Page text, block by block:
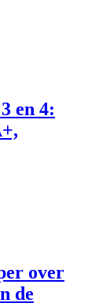
en 4:
over
de